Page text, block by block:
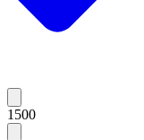
1500